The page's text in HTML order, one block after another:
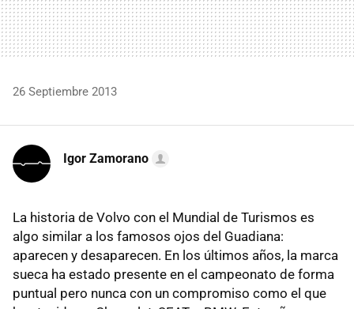
26 Septiembre 2013
Igor Zamorano
La historia de Volvo con el Mundial de Turismos es
algo similar a los famosos ojos del Guadiana:
aparecen y desaparecen. En los últimos años, la marca
sueca ha estado presente en el campeonato de forma
puntual pero nunca con un compromiso como el que